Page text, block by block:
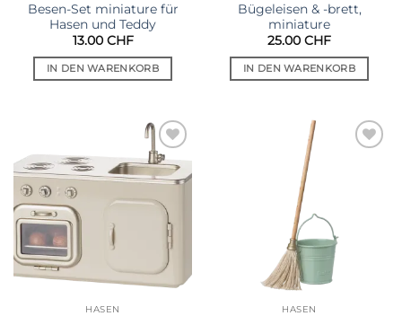
Besen-Set miniature für
Hasen und Teddy
13.00 CHF
IN DEN WARENKORB
Bügeleisen & -brett,
miniature
25.00 CHF
IN DEN WARENKORB
Auf die
Wunschliste
HASEN HASEN